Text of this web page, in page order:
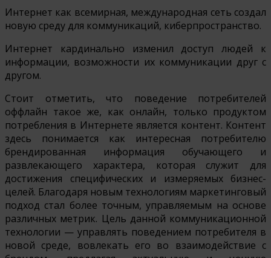
Интернет как всемирная, международная сеть создал
новую среду для коммуникаций, киберпространство.
Интернет кардинально изменил доступ людей к
информации, возможности их коммуникации друг с
другом.
Стоит отметить, что поведение потребителей
оффлайн такое же, как онлайн, только продуктом
потребления в Интернете является контент. Контент
здесь понимается как интересная потребителю
брендированная информация обучающего и
развлекающего характера, которая служит для
достижения специфических и измеряемых бизнес-
целей. Благодаря новым технологиям маркетинговый
подход стал более точным, управляемым на основе
различных метрик. Цель данной коммуникационной
технологии — управлять поведением потребителя в
новой среде, вовлекать его во взаимодействие с